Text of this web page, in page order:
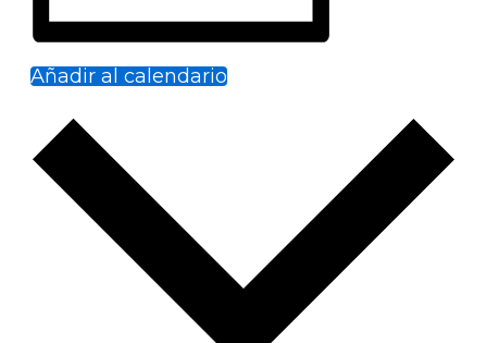
Añadir al calendario